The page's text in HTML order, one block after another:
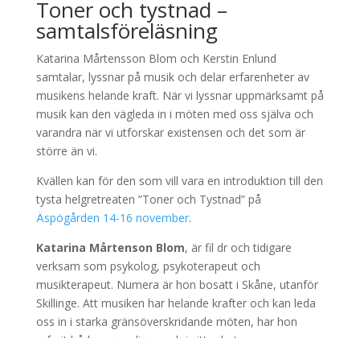
Toner och tystnad –
samtalsföreläsning
Katarina Mårtensson Blom och Kerstin Enlund
samtalar, lyssnar på musik och delar erfarenheter av
musikens helande kraft. När vi lyssnar uppmärksamt på
musik kan den vägleda in i möten med oss själva och
varandra när vi utforskar existensen och det som är
större än vi.
Kvällen kan för den som vill vara en introduktion till den
tysta helgretreaten ”Toner och Tystnad” på
Äspögården 14-16 november.
Katarina Mårtenson Blom, är fil dr och tidigare
verksam som psykolog, psykoterapeut och
musikterapeut. Numera är hon bosatt i Skåne, utanför
Skillinge. Att musiken har helande krafter och kan leda
oss in i starka gränsöverskridande möten, har hon